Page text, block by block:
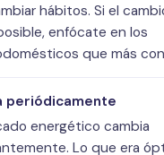
hábitos. Si el
enfócate en los
que más
periódicamente
energético cambia
Lo que era